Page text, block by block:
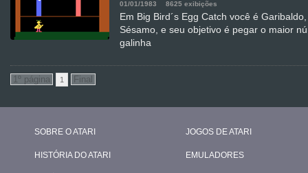
01/01/1983 8625 exibições
Em Big Bird´s Egg Catch você é
Sésamo, e seu objetivo é pegar o maior
galinha
1
SOBRE O ATARI
HISTÓRIA DO ATARI
JOGOS DE ATARI
EMULADORES